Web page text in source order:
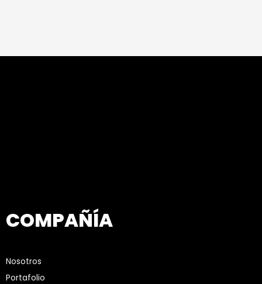
COMPAÑÍA
Nosotros
Portafolio